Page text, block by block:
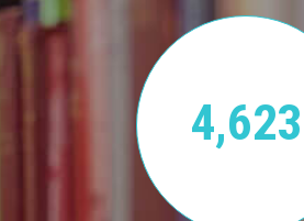
4,623